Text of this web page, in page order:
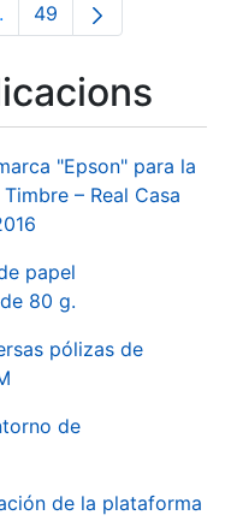
intermèdies
Pàgina
49
"Epson" para la
– Real Casa
papel
80 g.
pólizas de
de
de la plataforma